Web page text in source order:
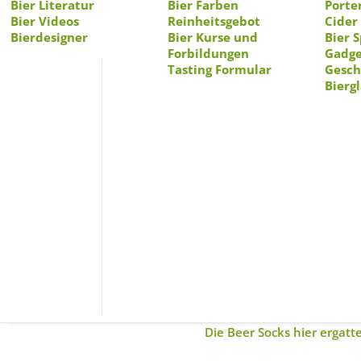
Bier Literatur
Bier Videos
Bierdesigner
Bier Farben
Reinheitsgebot
Bier Kurse und
Forbildungen
Tasting Formular
Cider
Bier
Als wir die Firma Luckiesin
Socks überrascht.
Eines der wohl coolsten
richtige Geschenk für
Besonders in diese kalten
unteren Teil kann man die
Ihr könnt sogar wählen
wer noch kein Geschenk
Versand kosten soviel,
Die Beer Socks hier